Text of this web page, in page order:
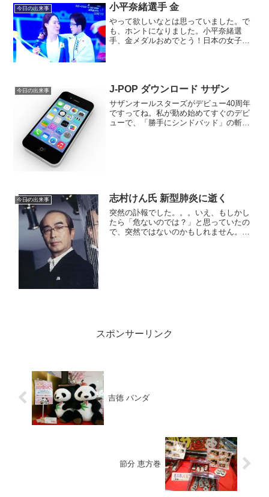
今日の出来事 小平奈緒選手 金
やって欲しいなとは思っていました。で
も、ホントになりました。小平奈緒選
手、金メダルおめでとう！日本の女子ス
今日の出来事 J-POP ダウンロード サザン
サザンオールスターズがデビュー40周年
ですってね。私が勤め始めてすぐのデビ
ューで、「勝手にシンドバッド」の斬新
今日の出来事 志村けん氏 新型肺炎に逝く
突然の訃報でした。。。いえ、もしかし
たら「危ないのでは？」と思っていたの
で、突然ではないのかもしれません。志
スポンサーリンク
吉徳 パンダ
節分 恵方巻